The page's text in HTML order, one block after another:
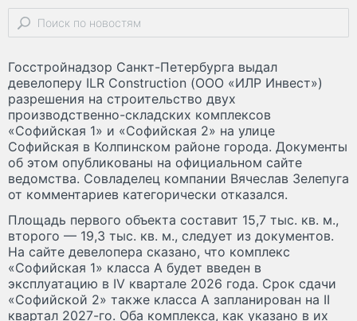
Госстройнадзор Санкт-Петербурга выдал
девелоперу ILR Construction (ООО «ИЛР Инвест»)
разрешения на строительство двух
производственно-складских комплексов
«Софийская 1» и «Софийская 2» на улице
Софийская в Колпинском районе города. Документы
об этом опубликованы на официальном сайте
ведомства. Совладелец компании Вячеслав Зелепуга
от комментариев категорически отказался.
Площадь первого объекта составит 15,7 тыс. кв. м.,
второго — 19,3 тыс. кв. м., следует из документов.
На сайте девелопера сказано, что комплекс
«Софийская 1» класса А будет введен в
эксплуатацию в IV квартале 2026 года. Срок сдачи
«Софийской 2» также класса А запланирован на II
квартал 2027-го. Оба комплекса, как указано в их